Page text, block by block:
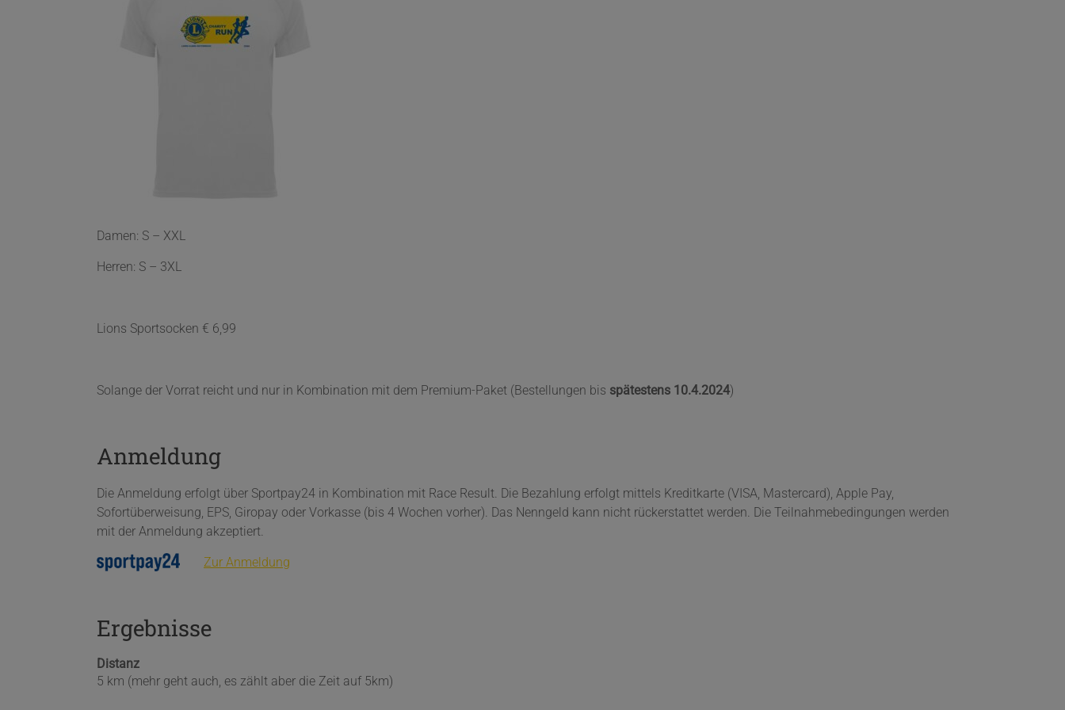
Damen: S – XXL
Herren: S – 3XL
Lions Sportsocken € 6,99
Solange der Vorrat reicht und nur in Kombination mit dem Premium-Paket (Bestellungen bis spätestens 10.4.2024)
Anmeldung
Die Anmeldung erfolgt über Sportpay24 in Kombination mit Race Result. Die Bezahlung erfolgt mittels Kreditkarte (VISA, Mastercard), Apple Pay,
Sofortüberweisung, EPS, Giropay oder Vorkasse (bis 4 Wochen vorher). Das Nenngeld kann nicht rückerstattet werden. Die Teilnahmebedingungen werden
mit der Anmeldung akzeptiert.
Zur Anmeldung
Ergebnisse
Distanz
5 km (mehr geht auch, es zählt aber die Zeit auf 5km)